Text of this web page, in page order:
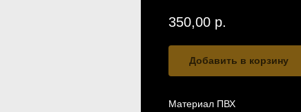
350,00 р.
Добавить в корзину
Материал ПВХ